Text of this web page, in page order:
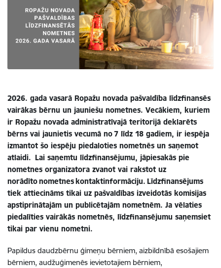
2026. gada vasarā Ropažu novada pašvaldība līdzfinansēs
vairākas bērnu un jauniešu nometnes. Vecākiem, kuriem
ir Ropažu novada administratīvajā teritorijā deklarēts
bērns vai jaunietis vecumā no 7 līdz 18 gadiem, ir iespēja
izmantot šo iespēju piedaloties nometnēs un saņemot
atlaidi. Lai saņemtu līdzfinansējumu, jāpiesakās pie
nometnes organizatora zvanot vai rakstot uz
norādīto nometnes kontaktinformāciju. Līdzfinansējums
tiek attiecināms tikai uz pašvaldības izveidotās komisijas
apstiprinātajām un publicētajām nometnēm. Ja vēlaties
piedalīties vairākās nometnēs, līdzfinansējumu saņemsiet
tikai par vienu nometni.
Papildus daudzbērnu ģimeņu bērniem, aizbildnībā esošajiem
bērniem, audžuģimenēs ievietotajiem bērniem,